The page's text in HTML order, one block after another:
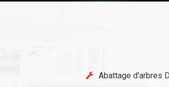
Abattage d'arbres